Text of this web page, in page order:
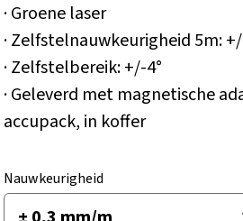
· Groene laser
· Zelfstelnauwkeurigheid 5m:
· Zelfstelbereik: +/-4°
· Geleverd met magnetische
accupack, in koffer
Nauwkeurigheid